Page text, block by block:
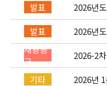
발표
2026년
러, 몽)"
발표
2026년
러, 몽)"
채용공
고
2026-2
직원(기
협력부)
기타 2026년